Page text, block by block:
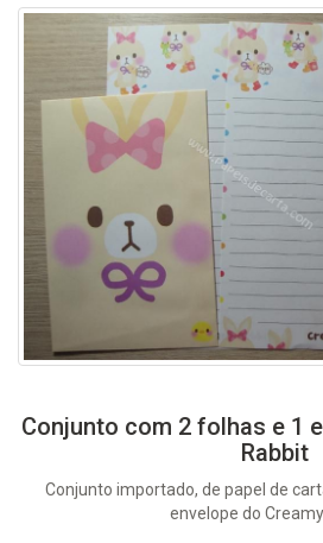
Conjunto com 2 folhas e 1
Rabbit
Conjunto importado, de papel de
envelope do